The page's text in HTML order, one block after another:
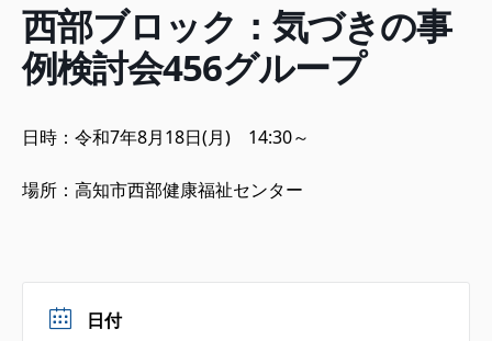
西部ブロック：気づきの事
例検討会456グループ
日時：令和7年8月18日(月) 14:30～
場所：高知市西部健康福祉センター
日付